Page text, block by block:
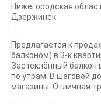
Нижегородская
Дзержинск
Предлагается к
балконом) в 3-к
Застеклённый балкон
по утрам. В шаговой
магазины. Отличная